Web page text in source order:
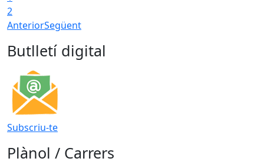
2
AnteriorSegüent
Butlletí digital
Subscriu-te
Plànol / Carrers